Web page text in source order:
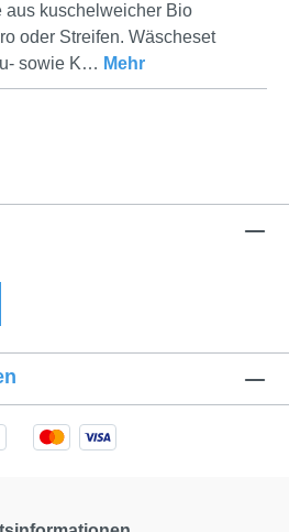
aus kuschelweicher Bio
oder Streifen. Wäscheset
sowie K… Mehr